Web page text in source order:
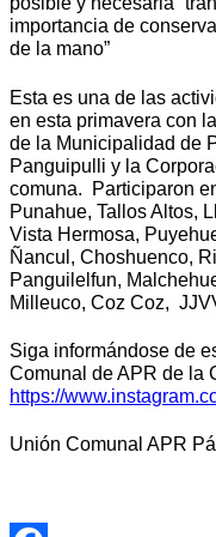
importancia de
de la mano”
Esta es una de las
en esta primavera con
de la Municipalidad de
Panguipulli y la
comuna. Participaron
Punahue, Tallos Altos,
Vista Hermosa,
Ñancul, Choshuenco,
Panguilelfun,
Milleuco, Coz Coz,
Siga informándose de
Comunal de APR de la
https://
Unión Comunal APR